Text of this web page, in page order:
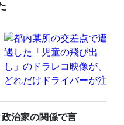
治家の関係で言